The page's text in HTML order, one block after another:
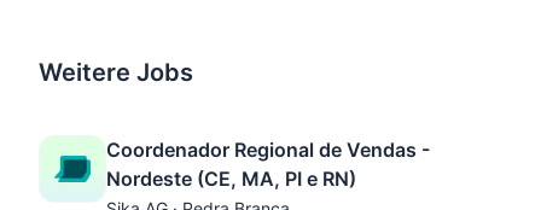
Weitere Jobs
Coordenador Regional de Vendas -
Nordeste (CE, MA, PI e RN)